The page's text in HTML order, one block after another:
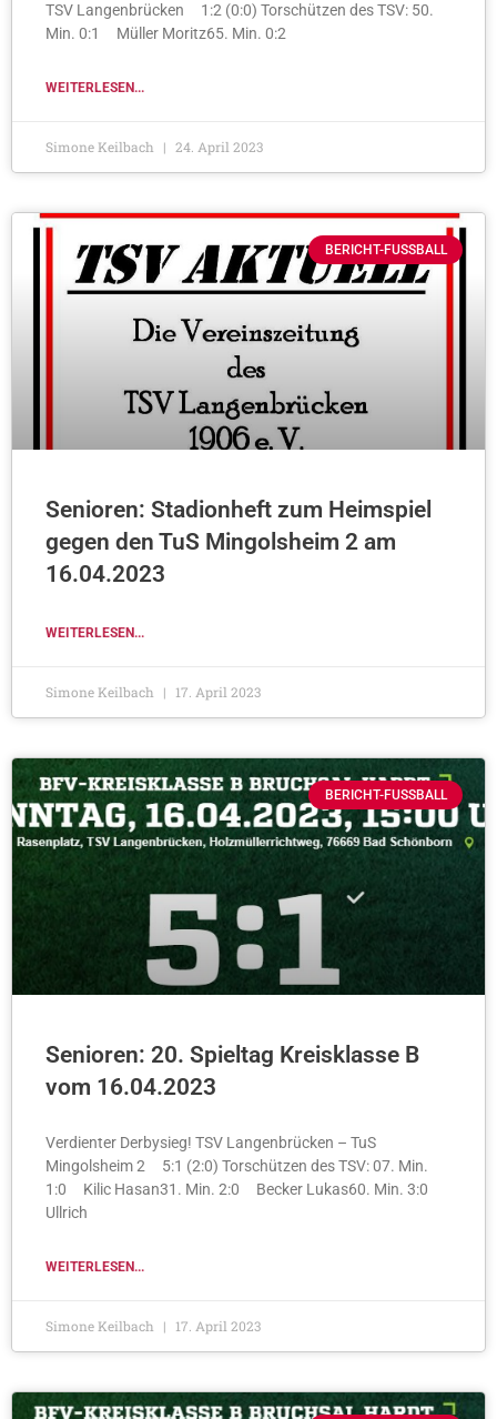
TSV Langenbrücken 1:2 (0:0) Torschützen des TSV: 50.
Min. 0:1 Müller Moritz65. Min. 0:2
WEITERLESEN...
Simone Keilbach 24. April 2023
BERICHT-FUSSBALL
Senioren: Stadionheft zum Heimspiel
gegen den TuS Mingolsheim 2 am
16.04.2023
WEITERLESEN...
Simone Keilbach 17. April 2023
BERICHT-FUSSBALL
Senioren: 20. Spieltag Kreisklasse B
vom 16.04.2023
Verdienter Derbysieg! TSV Langenbrücken – TuS
Mingolsheim 2 5:1 (2:0) Torschützen des TSV: 07. Min.
1:0 Kilic Hasan31. Min. 2:0 Becker Lukas60. Min. 3:0
Ullrich
WEITERLESEN...
Simone Keilbach 17. April 2023